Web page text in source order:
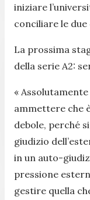
iniziare
conciliare le
La prossima
della serie A2:
«
ammettere che
debole, perché
giudizio
in un auto-
pressione
gestire quella